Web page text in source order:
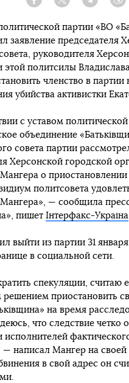
Facebook Twitter Telegram
партии «ВО
заявление председателя
руководителя
этой политсилы
членство в партии
убийства активистки
с уставом
объединение
совета партии
Херсонской городской
о приостановлении
политсовета
— сообщила
пишет Інтерфакс-Україна
выйти из партии 31
в социальной сети.
спекуляции, считаю
приостановить
на время
что следствие четко
исполнителей
— написал Мангер на своей
в свой адрес он